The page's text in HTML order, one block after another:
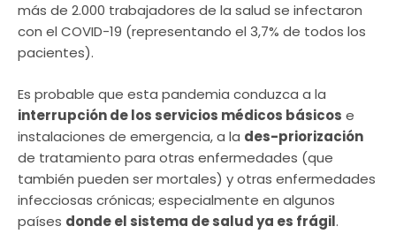
más de 2.000 trabajadores de la salud se infectaron
con el COVID-19 (representando el 3,7% de todos los
pacientes).
Es probable que esta pandemia conduzca a la
interrupción de los servicios médicos básicos e
instalaciones de emergencia, a la des-priorización
de tratamiento para otras enfermedades (que
también pueden ser mortales) y otras enfermedades
infecciosas crónicas; especialmente en algunos
países donde el sistema de salud ya es frágil.